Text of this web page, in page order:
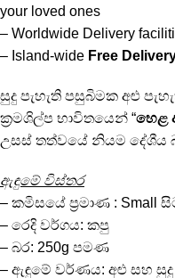
your loved ones
– Worldwide Delivery
– Island-wide Free
සුදු පැහැති පසුබිමක අළු
ක්‍රමශිල්ප භාවිතයෙන් “හෙළ
උසස් තත්වයේ නියම දේශීය
ඇඳුමේ විස්තර
– කමිසයේ ප්‍රමාණ : Small
– රෙදි වර්ගය: කපු
– බර: 250g පමණ
– ඇඳුමේ වර්ණය: අළු සහ සුදු